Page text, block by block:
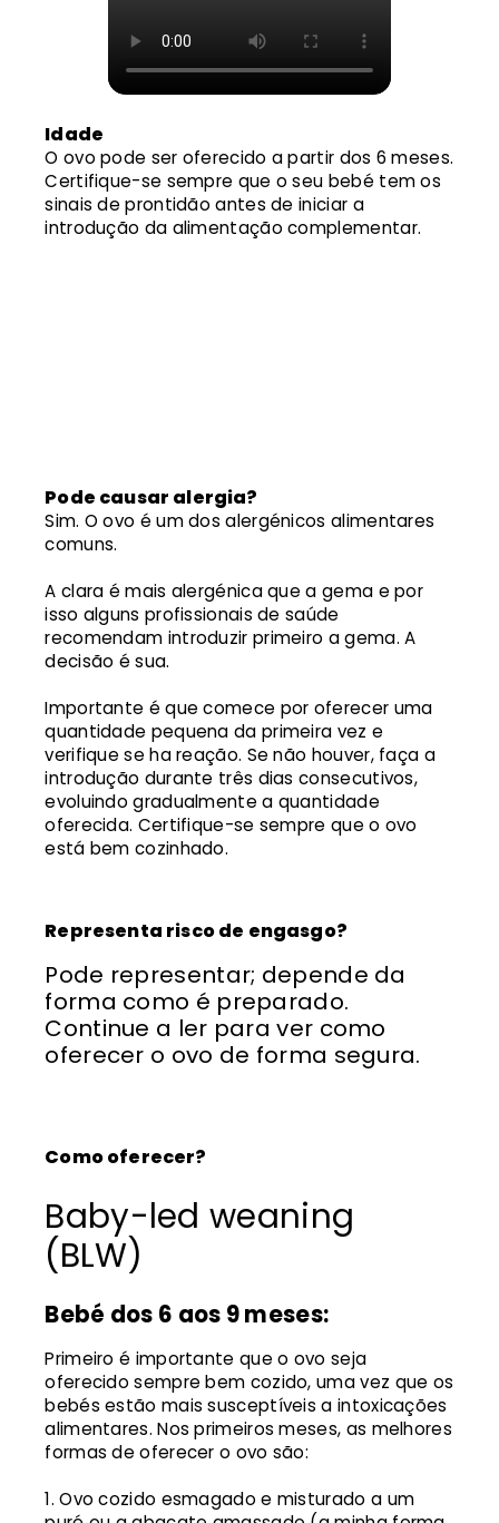
Idade
O ovo pode ser oferecido a partir dos 6 meses.
Certifique-se sempre que o seu bebé tem os
sinais de prontidão antes de iniciar a
introdução da alimentação complementar.
Pode causar alergia?
Sim. O ovo é um dos alergénicos alimentares
comuns.
A clara é mais alergénica que a gema e por
isso alguns profissionais de saúde
recomendam introduzir primeiro a gema. A
decisão é sua.
Importante é que comece por oferecer uma
quantidade pequena da primeira vez e
verifique se ha reação. Se não houver, faça a
introdução durante três dias consecutivos,
evoluindo gradualmente a quantidade
oferecida. Certifique-se sempre que o ovo
está bem cozinhado.
Representa risco de engasgo?
Pode representar; depende da
forma como é preparado.
Continue a ler para ver como
oferecer o ovo de forma segura.
Como oferecer?
Baby-led weaning
(BLW)
Bebé dos 6 aos 9 meses:
Primeiro é importante que o ovo seja
oferecido sempre bem cozido, uma vez que os
bebés estão mais susceptíveis a intoxicações
alimentares. Nos primeiros meses, as melhores
formas de oferecer o ovo são:
Ovo cozido esmagado e misturado a um